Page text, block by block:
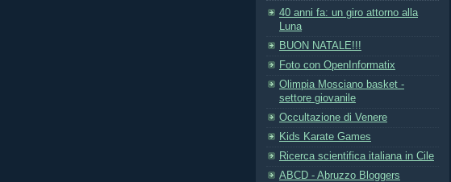
40 anni fa: un giro attorno alla
Luna
BUON NATALE!!!
Foto con OpenInformatix
Olimpia Mosciano basket -
settore giovanile
Occultazione di Venere
Kids Karate Games
Ricerca scientifica italiana in Cile
ABCD - Abruzzo Bloggers